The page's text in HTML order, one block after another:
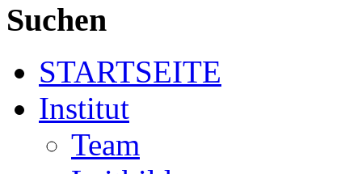
Suchen
STARTSEITE
Institut
Team